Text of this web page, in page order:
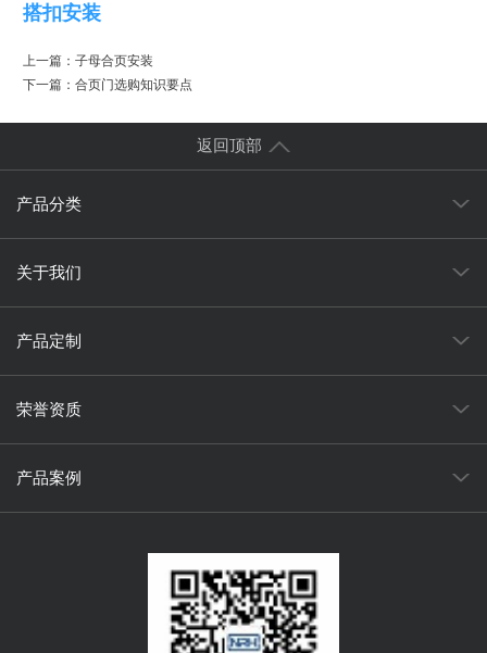
搭扣安装
上一篇： 子母合页安装
下一篇： 合页门选购知识要点
返回顶部
产品分类
关于我们
产品定制
荣誉资质
产品案例